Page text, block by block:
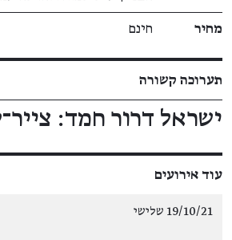
מחיר חינם
תערוכה קשורה
ישראל דרור חמד:
עוד אירועים
19/10/21 שלישי